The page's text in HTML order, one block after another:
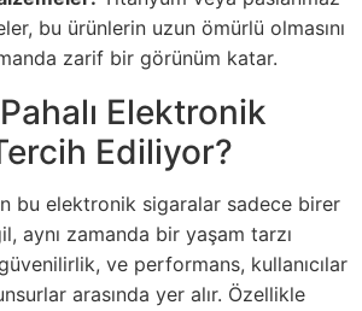
bu ürünlerin uzun ömürlü olmasını
zarif bir görünüm katar.
Elektronik
Ediliyor?
bu elektronik sigaralar sadece birer
aynı zamanda bir yaşam tarzı
ve performans, kullanıcılar
arasında yer alır. Özellikle